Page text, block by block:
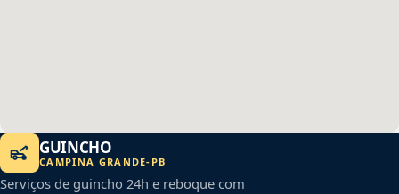
GUINCHO
CAMPINA GRANDE- PB
Serviços de guincho 24h e reboque com